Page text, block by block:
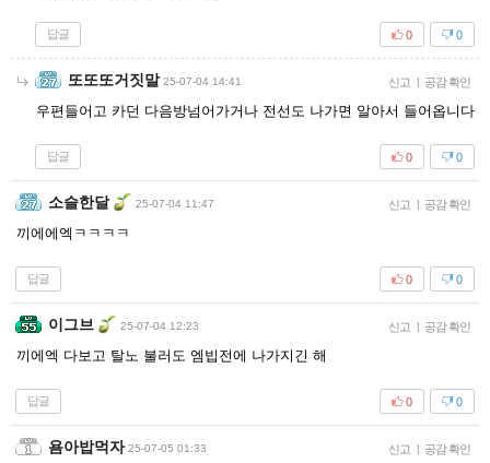
답글 0
0
또또또거짓말 25-07-04 14:41 신고 | 공감 확인
우편들어고 카던 다음방넘어가거나 전선도 나가면 알아서 들어옵니다
답글 0
0
소슬한달 25-07-04 11:47 신고 | 공감 확인
끼에에엑ㅋㅋㅋㅋ
답글 0
0
이그브 25-07-04 12:23 신고 | 공감 확인
끼에엑 다보고 탈노 불러도 엠빕전에 나가지긴 해
답글 0
0
욤아밥먹자 25-07-05 01:33 신고 | 공감 확인